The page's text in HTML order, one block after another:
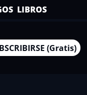
LIBROS
(Gratis)